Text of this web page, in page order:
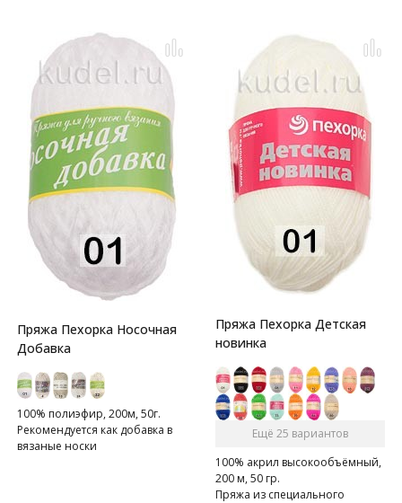
Пряжа Пехорка Носочная
Добавка
100% полиэфир, 200м, 50г.
Рекомендуется как добавка в
вязаные носки
Пряжа Пехорка Детская
новинка
Ещё 25 вариантов
100% акрил высокообъёмный,
200 м, 50 гр.
Пряжа из специального